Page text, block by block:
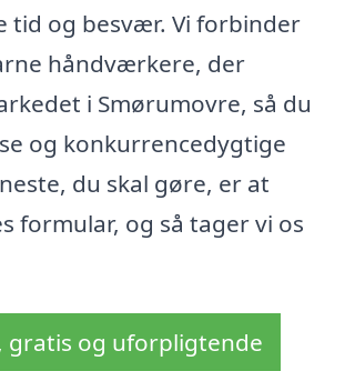
tid og besvær. Vi forbinder
håndværkere, der
i Smørumovre, så du
og konkurrencedygtige
du skal gøre, er at
formular, og så tager vi os
gratis og uforpligtende